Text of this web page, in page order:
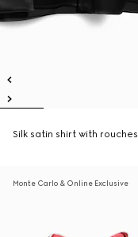
Silk satin shirt with rouches
Monte Carlo & Online Exclusive